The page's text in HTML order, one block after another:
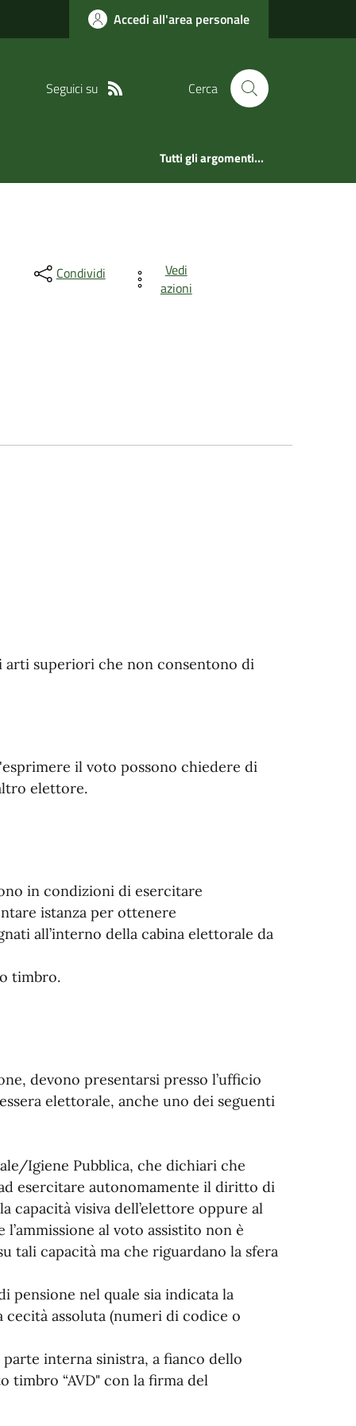
Accedi all'area personale
Seguici su Cerca
Tutti gli argomenti...
Condividi
Vedi
azioni
arti superiori che non consentono di
il voto possono chiedere di
elettore.
in condizioni di esercitare
istanza per ottenere
all’interno della cabina elettorale da
timbro.
devono presentarsi presso l’ufficio
elettorale, anche uno dei seguenti
Igiene Pubblica, che dichiari che
esercitare autonomamente il diritto di
capacità visiva dell’elettore oppure al
al voto assistito non è
tali capacità ma che riguardano la sfera
nel quale sia indicata la
assoluta (numeri di codice o
interna sinistra, a fianco dello
timbro “AVD" con la firma del